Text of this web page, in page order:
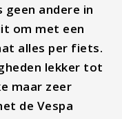
geen andere in
om met een
alles per fiets.
lekker tot
maar zeer
de Vespa